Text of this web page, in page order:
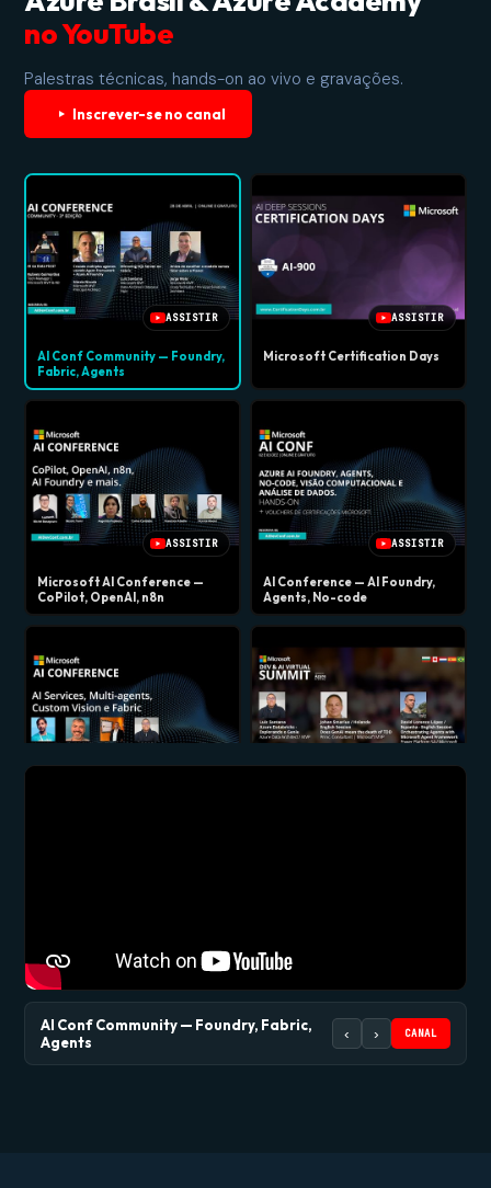
no YouTube
Palestras técnicas, hands-on ao vivo e gravações.
Inscrever-se no canal
ASSISTIR
AI Conf Community — Foundry,
Fabric, Agents
ASSISTIR
Microsoft Certification Days
ASSISTIR
Microsoft AI Conference —
CoPilot, OpenAI, n8n
ASSISTIR
AI Conference — AI Foundry,
Agents, No-code
ASSISTIR ASSISTIR
AI Conf Community — Foundry, Fabric,
Agents
‹ › CANAL